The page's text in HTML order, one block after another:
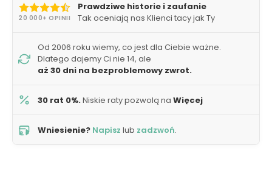
20 000+ OPINII
Prawdziwe historie i zaufanie
Tak oceniają nas Klienci tacy jak Ty
Od 2006 roku wiemy, co jest dla Ciebie ważne.
Dlatego dajemy Ci nie 14, ale
aż 30 dni na bezproblemowy zwrot.
30 rat 0%.Niskie raty pozwolą na Więcej
Wniesienie? Napisz lub zadzwoń.